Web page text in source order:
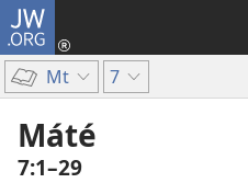
JW.ORG
Mt 7
Máté
7:1–29